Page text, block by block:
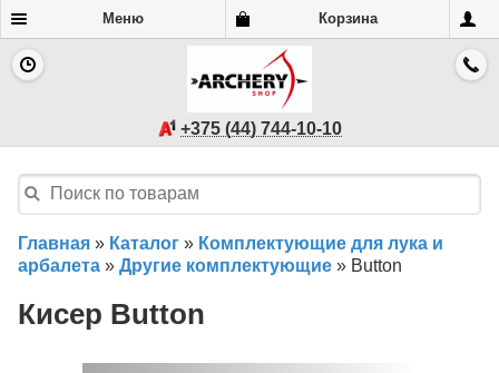
Меню Корзина
+375 (44) 744-10-10
Главная » Каталог » Комплектующие для лука и
арбалета » Другие комплектующие » Button
Кисер Button